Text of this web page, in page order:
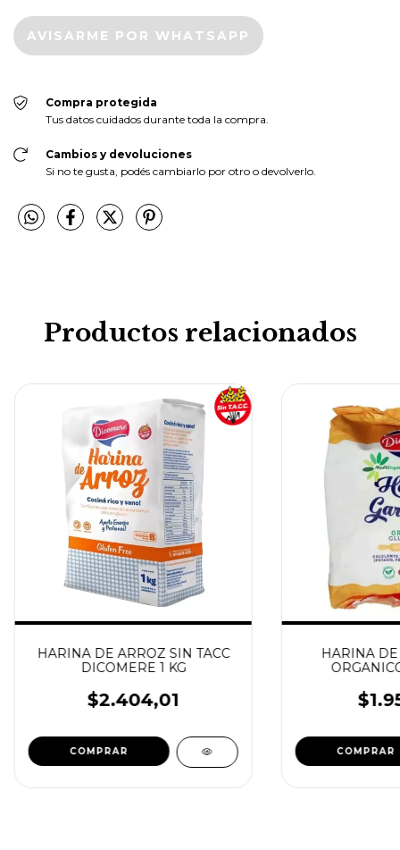
AVISARME POR WHATSAPP
Compra protegida
Tus datos cuidados durante toda la compra.
Cambios y devoluciones
Si no te gusta, podés cambiarlo por otro o devolverlo.
Productos relacionados
HARINA DE ARROZ SIN TACC
DICOMERE 1 KG
$2.404,01
HARINA